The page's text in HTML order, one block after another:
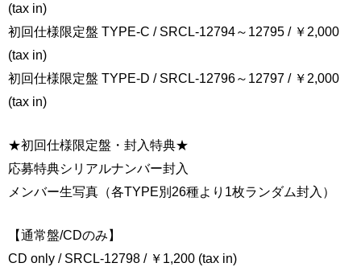
(tax in)
初回仕様限定盤 TYPE-C / SRCL-12794～12795 / ￥2,000
(tax in)
初回仕様限定盤 TYPE-D / SRCL-12796～12797 / ￥2,000
(tax in)
★初回仕様限定盤・封入特典★
応募特典シリアルナンバー封入
メンバー生写真（各TYPE別26種より1枚ランダム封入）
【通常盤/CDのみ】
CD only / SRCL-12798 / ￥1,200 (tax in)